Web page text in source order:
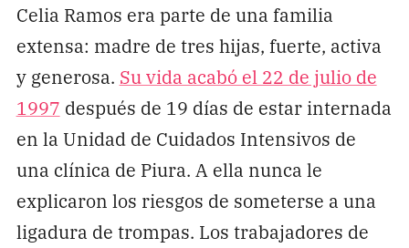
Celia Ramos era parte de una familia
extensa: madre de tres hijas, fuerte, activa
y generosa. Su vida acabó el 22 de julio de
1997 después de 19 días de estar internada
en la Unidad de Cuidados Intensivos de
una clínica de Piura. A ella nunca le
explicaron los riesgos de someterse a una
ligadura de trompas. Los trabajadores de